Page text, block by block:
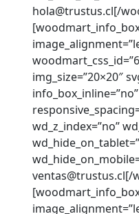
hola@trustus.cl[/
img_size=”20×20″
info_box_inline=”no”
wd_z_index=”no”
ventas@trustus.cl[/